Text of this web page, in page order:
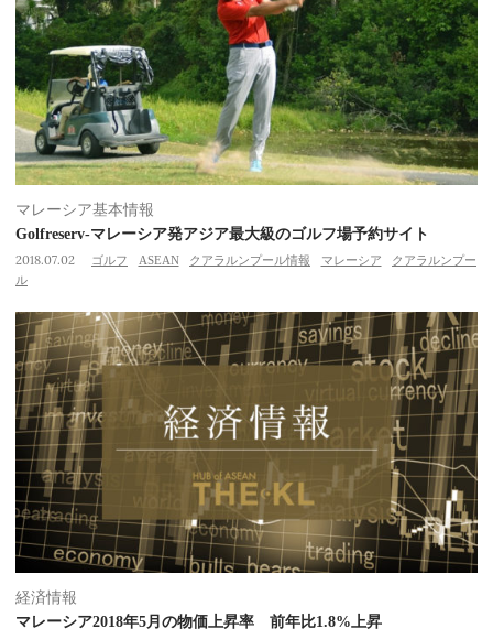
マレーシア基本情報
Golfreserv-マレーシア発アジア最大級のゴルフ場予約サイト
2018.07.02 ゴルフ ASEAN クアラルンプール情報 マレーシア
クアラルンプー
ル
経済情報
マレーシア2018年5月の物価上昇率 前年比1.8%上昇